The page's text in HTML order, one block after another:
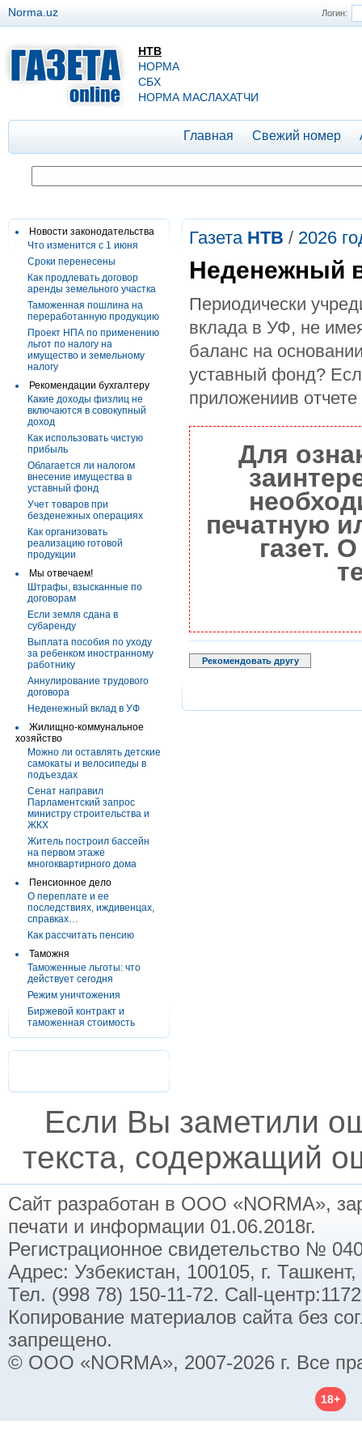
Логин:
Norma.uz
НТВ
НОРМА
СБХ
НОРМА МАСЛАХАТЧИ
Главная Свежий номер
Новости законодательства
Что изменится с 1 июня
Сроки перенесены
Как продлевать договор
аренды земельного участка
Таможенная пошлина на
переработанную продукцию
Проект НПА по применению
льгот по налогу на
имущество и земельному
налогу
Рекомендации бухгалтеру
Какие доходы физлиц не
включаются в совокупный
доход
Как использовать чистую
прибыль
Облагается ли налогом
внесение имущества в
уставный фонд
Учет товаров при
безденежных операциях
Как организовать
реализацию готовой
продукции
Мы отвечаем!
Штрафы, взысканные по
договорам
Если земля сдана в
субаренду
Выплата пособия по уходу
за ребенком иностранному
работнику
Аннулирование трудового
договора
Неденежный вклад в УФ
Жилищно-коммунальное
хозяйство
Можно ли оставлять детские
самокаты и велосипеды в
подъездах
Сенат направил
Парламентский запрос
министру строительства и
ЖКХ
Житель построил бассейн
на первом этаже
многоквартирного дома
Пенсионное дело
О переплате и ее
последствиях, иждивенцах,
справках…
Как рассчитать пенсию
Таможня
Таможенные льготы: что
действует сегодня
Режим уничтожения
Биржевой контракт и
таможенная стоимость
Газета НТВ / 2026
Неденежный
Периодически
вклада в УФ, не
баланс на
уставный фонд?
приложениив
Для
печатную
газет.
Рекомендовать другу
Если Вы заметили
текста, содержащий
Сайт разработан в ООО «NORMA»,
печати и информации 01.06.2018г.
Регистрационное свидетельство №
Адрес: Узбекистан, 100105, г.
Тел. (998 78) 150-11-72. Call-
Копирование материалов сайта без
запрещено.
© ООО «NORMA», 2007-2026 г. Все
18+